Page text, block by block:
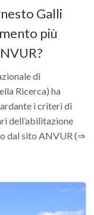
Galli
più
di
Ricerca) ha
i criteri di
dell’abilitazione
dal sito ANVUR (⇒